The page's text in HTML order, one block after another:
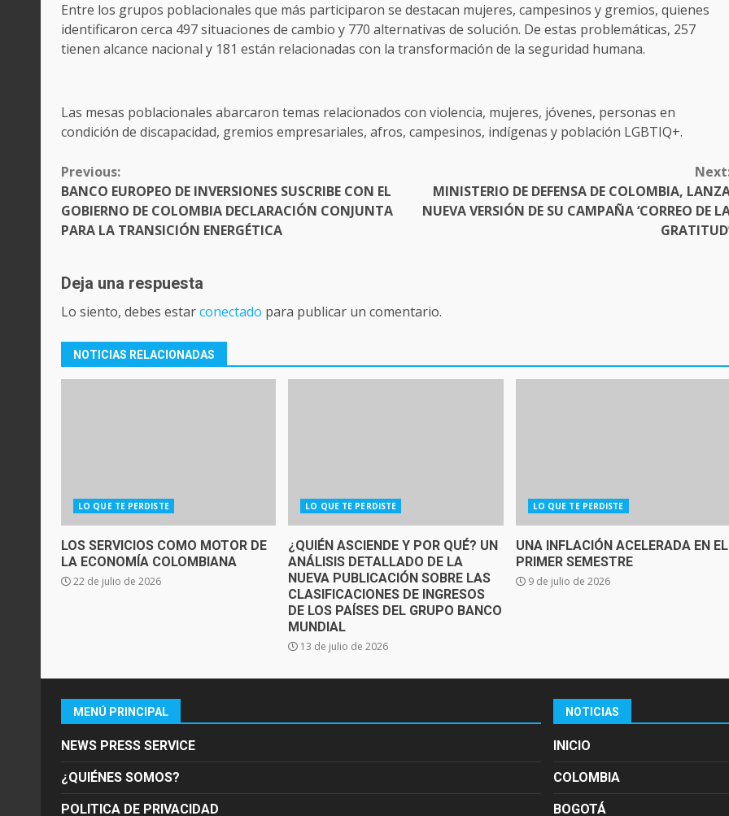
Entre los grupos poblacionales que más participaron se destacan mujeres, campesinos y gremios, quienes
identificaron cerca 497 situaciones de cambio y 770 alternativas de solución. De estas problemáticas, 257
tienen alcance nacional y 181 están relacionadas con la transformación de la seguridad humana.
Las mesas poblacionales abarcaron temas relacionados con violencia, mujeres, jóvenes, personas en
condición de discapacidad, gremios empresariales, afros, campesinos, indígenas y población LGBTIQ+.
CONTINUE
READING
Previous:
BANCO EUROPEO DE INVERSIONES SUSCRIBE CON EL
GOBIERNO DE COLOMBIA DECLARACIÓN CONJUNTA
PARA LA TRANSICIÓN ENERGÉTICA
MINISTERIO DE DEFENSA DE COLOMBIA,
NUEVA VERSIÓN DE SU CAMPAÑA ‘CORREO DE
Deja una respuesta
Lo siento, debes estarconectado para publicar un comentario.
NOTICIAS RELACIONADAS
LO QUE TE PERDISTE
LOS SERVICIOS COMO MOTOR DE
LA ECONOMÍA COLOMBIANA
22 de julio de 2026
LO QUE TE PERDISTE
¿QUIÉN ASCIENDE Y POR QUÉ? UN
ANÁLISIS DETALLADO DE LA
NUEVA PUBLICACIÓN SOBRE LAS
CLASIFICACIONES DE INGRESOS
DE LOS PAÍSES DEL GRUPO BANCO
MUNDIAL
13 de julio de 2026
LO QUE TE PERDISTE
UNA INFLACIÓN ACELERADA EN EL
PRIMER SEMESTRE
9 de julio de 2026
MENÚ PRINCIPAL
NEWS PRESS SERVICE
¿QUIÉNES SOMOS?
POLITICA DE PRIVACIDAD
NOTICIAS
INICIO
COLOMBIA
BOGOTÁ